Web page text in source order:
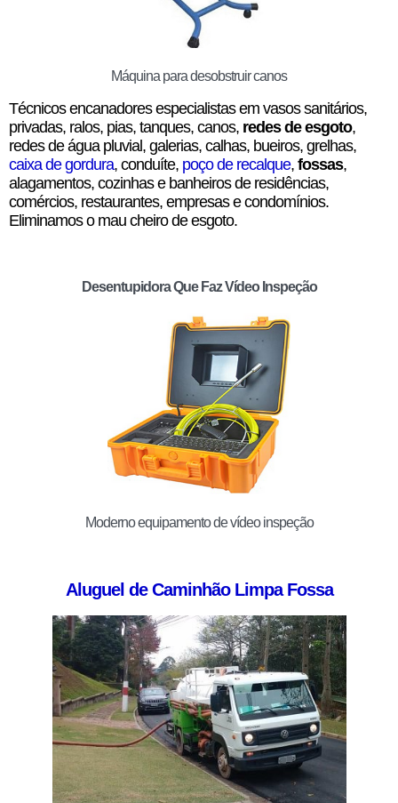
Máquina para desobstruir canos
Técnicos encanadores especialistas em vasos sanitários,
privadas, ralos, pias, tanques, canos, redes de esgoto,
redes de água pluvial, galerias, calhas, bueiros, grelhas,
caixa de gordura, conduíte, poço de recalque, fossas,
alagamentos, cozinhas e banheiros de residências,
comércios, restaurantes, empresas e condomínios.
Eliminamos o mau cheiro de esgoto.
Desentupidora Que Faz Vídeo Inspeção
Moderno equipamento de vídeo inspeção
Aluguel de Caminhão Limpa Fossa